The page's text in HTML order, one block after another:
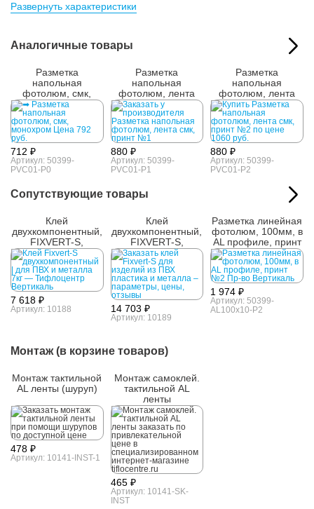
упаковке:
Развернуть характеристики
Аналогичные товары
Разметка
напольная
фотолюм, смк,
монохром
712 ₽
Артикул: 50399-
PVC01-P0
Разметка
напольная
фотолюм, лента
смк, принт №1
880 ₽
Артикул: 50399-
PVC01-P1
Разметка
напольная
фотолюм, лента
смк, принт №2
880 ₽
Артикул: 50399-
PVC01-P2
Сопутствующие товары
Клей
двухкомпонентный,
FIXVERT-S,
универсальный, 7
кг
7 618 ₽
Артикул: 10188
Клей
двухкомпонентный,
FIXVERT-S,
универсальный, 14
кг
14 703 ₽
Артикул: 10189
Разметка линейная
фотолюм, 100мм, в
AL профиле, принт
№2
1 974 ₽
Артикул: 50399-
AL100x10-P2
Монтаж (в корзине товаров)
Монтаж тактильной
AL ленты (шуруп)
478 ₽
Артикул: 10141-INST-1
Монтаж самоклей.
тактильной AL
ленты
465 ₽
Артикул: 10141-SK-
INST